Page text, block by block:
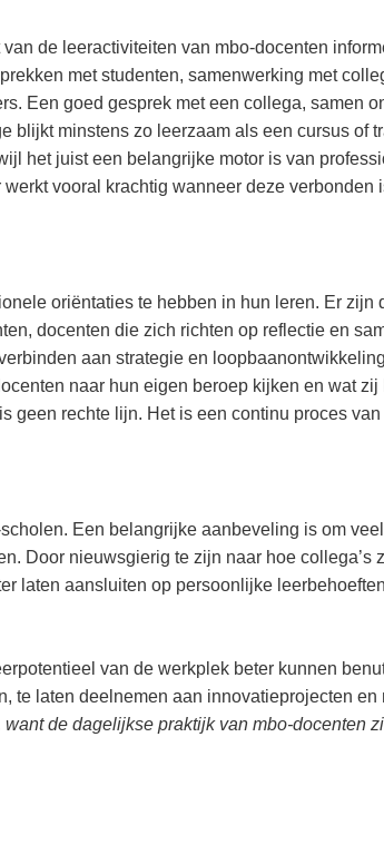
de leeractiviteiten van mbo-docenten
met studenten, samenwerking met
Een goed gesprek met een collega, samen
blijkt minstens zo leerzaam als een cursus of
het juist een belangrijke motor is van
vooral krachtig wanneer deze verbonden
oriëntaties te hebben in hun leren. Er zijn
docenten die zich richten op reflectie en
aan strategie en
naar hun eigen beroep kijken en wat
geen rechte lijn. Het is een continu proces
Een belangrijke aanbeveling is om
Door nieuwsgierig te zijn naar hoe collega’s
laten aansluiten op persoonlijke
van de werkplek beter kunnen
te laten deelnemen aan innovatieprojecten en
want de dagelijkse praktijk van mbo-docenten